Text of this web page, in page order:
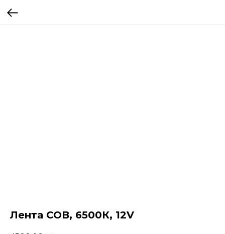
Лента СОВ, 6500К, 12V